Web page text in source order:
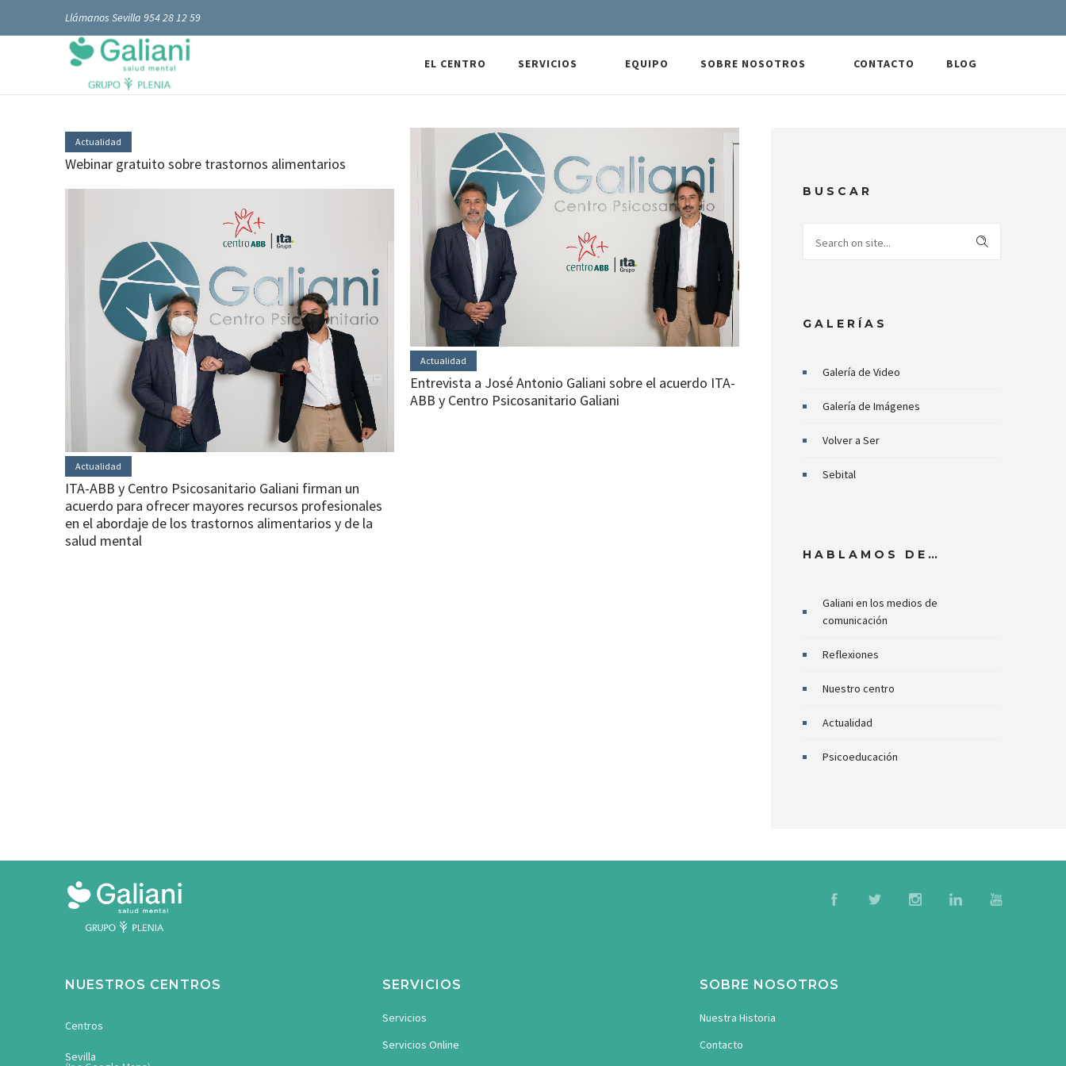
Llámanos Sevilla 954 28 12 59
EL CENTRO SERVICIOS EQUIPO SOBRE NOSOTROS CONTACTO BLOG
Actualidad
Webinar gratuito sobre trastornos alimentarios
Actualidad
Entrevista a José Antonio Galiani sobre el acuerdo ITA-
ABB y Centro Psicosanitario Galiani
Actualidad
ITA-ABB y Centro Psicosanitario Galiani firman un
acuerdo para ofrecer mayores recursos profesionales
en el abordaje de los trastornos alimentarios y de la
salud mental
BUSCAR
GALERÍAS
Galería de Video
Galería de Imágenes
Volver a Ser
Sebital
HABLAMOS DE…
Galiani en los medios de
comunicación
Reflexiones
Nuestro centro
Actualidad
Psicoeducación
NUESTROS CENTROS
Centros
Sevilla
SERVICIOS
Servicios
Servicios Online
SOBRE NOSOTROS
Nuestra Historia
Contacto